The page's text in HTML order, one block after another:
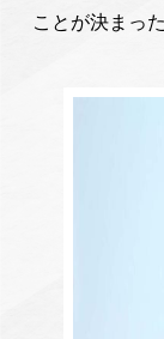
ことが決まった